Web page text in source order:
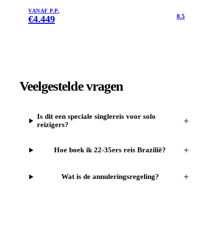
VANAF P.P.
€4.449 8.5
Veelgestelde vragen
Is dit een speciale singlereis voor solo
reizigers?
+
Hoe boek ik 22-35ers reis Brazilië? +
Wat is de annuleringsregeling? +